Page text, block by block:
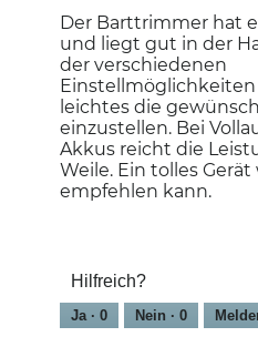
Sternen.
Der Barttrimmer hat
und liegt gut in der
der verschiedenen
Einstellmöglichkeiten
leichtes die
einzustellen. Bei
Akkus reicht die
Weile. Ein tolles Gerät
empfehlen kann.
Hilfreich?
Ja · 0 Nein · 0